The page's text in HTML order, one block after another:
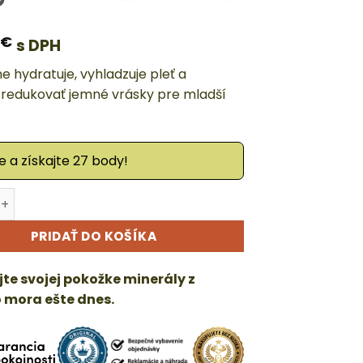
€ s DPH
hydratuje, vyhladzuje pleť a
jemné vrásky pre mladší
a získajte 27 body!
Bio Marine - prírodné kolagénové sérum na tvár
PRIDAŤ DO KOŠÍKA
svojej pokožke minerály z
ešte dnes.